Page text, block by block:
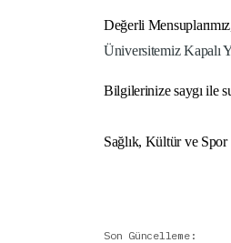
Değerli
Üniversitemiz Kapalı
Bilgilerinize saygı ile
Sağlık, Kültür ve Spor
Son Güncelleme